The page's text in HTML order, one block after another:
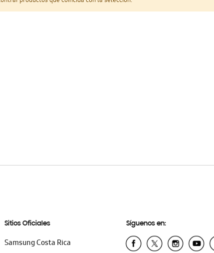
Sitios Oficiales
Samsung Costa Rica
Síguenos en: